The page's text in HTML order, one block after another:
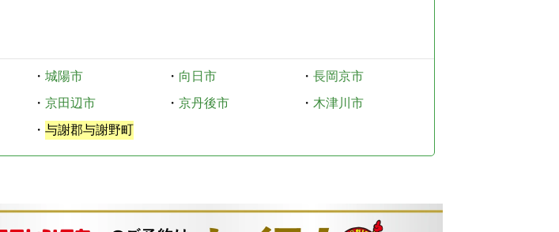
・ 城陽市 ・ 向日市 ・ 長岡京市
・ 京田辺市 ・ 京丹後市 ・ 木津川市
・ 与謝郡与謝野町